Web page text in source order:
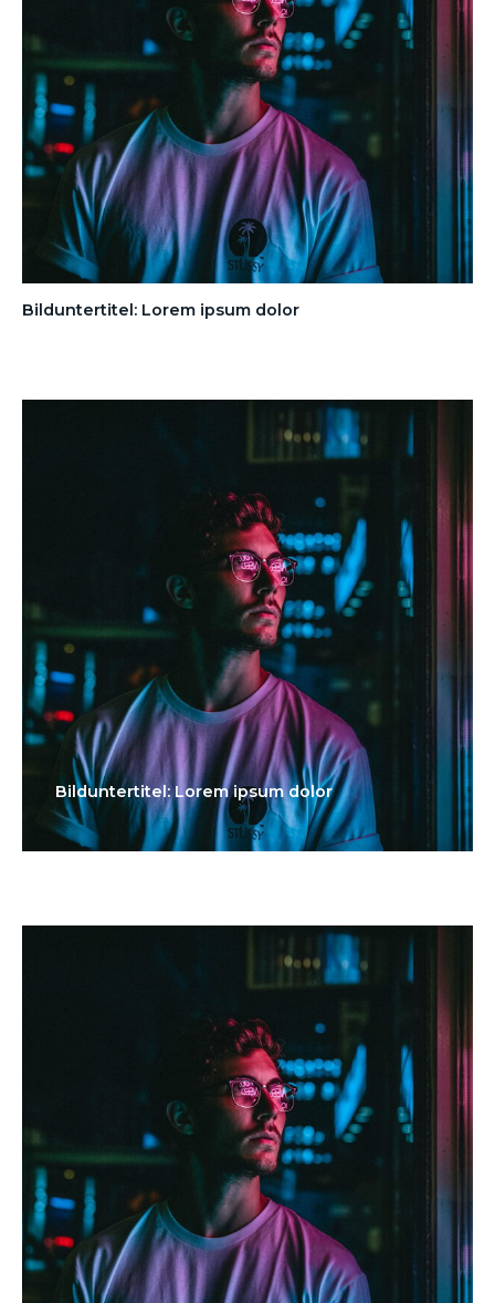
Bilduntertitel: Lorem ipsum dolor
Bilduntertitel: Lorem ipsum dolor